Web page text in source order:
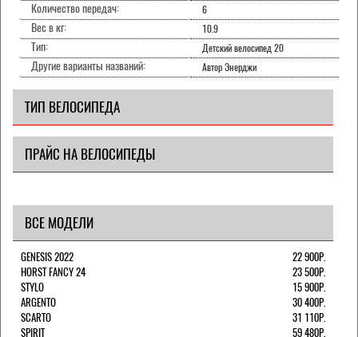
Количество передач: 6
Вес в кг: 10.9
Тип: Детский велосипед 20
Другие варианты названий: Автор Энерджи
ТИП ВЕЛОСИПЕДА
ПРАЙС НА ВЕЛОСИПЕДЫ
ВСЕ МОДЕЛИ
GENESIS 2022
22 900Р.
HORST FANCY 24
23 500Р.
STYLO
15 900Р.
ARGENTO
30 400Р.
SCARTO
31 110Р.
SPIRIT
59 480Р.